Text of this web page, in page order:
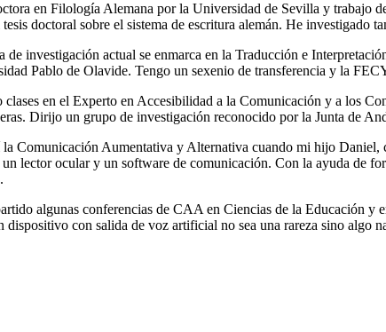
en Filología Alemana por la Universidad de Sevilla y trabajo
doctoral sobre el sistema de escritura alemán. He investigado
de investigación actual se enmarca en la Traducción e
Pablo de Olavide. Tengo un sexenio de transferencia y la
clases en el Experto en Accesibilidad a la Comunicación y a los
Dirijo un grupo de investigación reconocido por la Junta de
Comunicación Aumentativa y Alternativa cuando mi hijo Daniel,
un lector ocular y un software de comunicación. Con la ayuda de
algunas conferencias de CAA en Ciencias de la Educación
dispositivo con salida de voz artificial no sea una rareza sino algo